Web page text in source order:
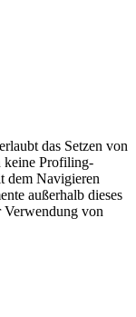
das Setzen von
keine Profiling-
dem Navigieren
außerhalb dieses
Verwendung von